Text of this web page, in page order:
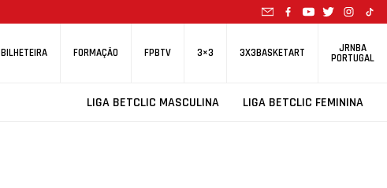
BILHETEIRA FORMAÇÃO FPBTV 3×3 3X3BASKETART JRNBA
PORTUGAL
LIGA BETCLIC MASCULINA LIGA BETCLIC FEMININA